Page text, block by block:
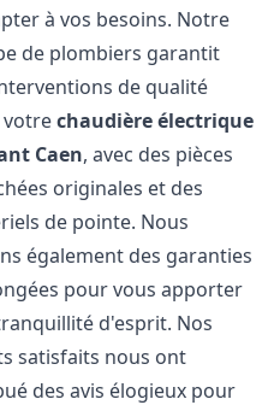
à vos besoins. Notre
de plombiers garantit
de qualité
votrechaudière électrique
Caen, avec des pièces
originales et des
de pointe. Nous
également des garanties
pour vous apporter
d'esprit. Nos
satisfaits nous ont
des avis élogieux pour